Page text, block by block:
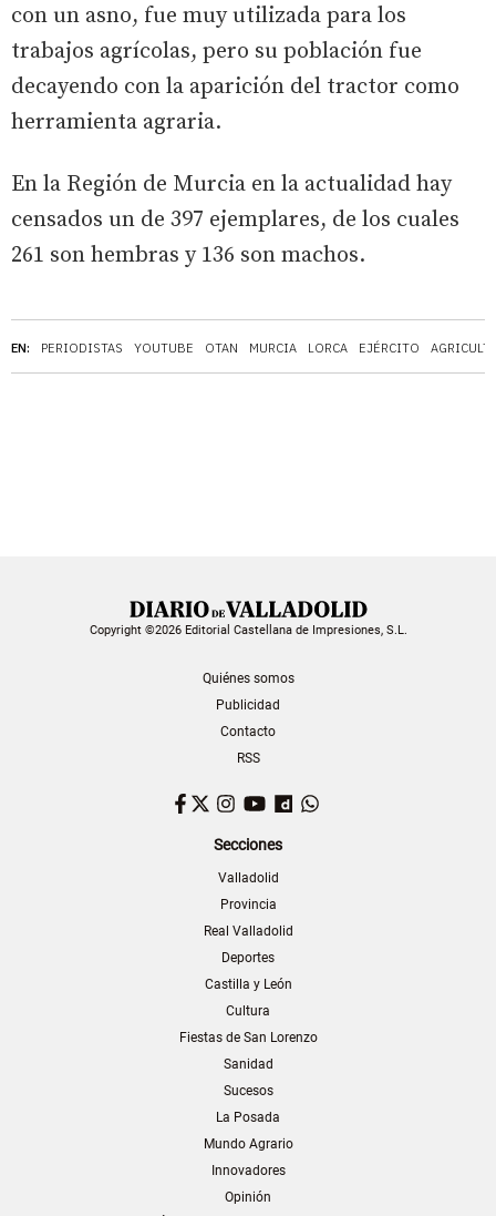
EN: PERIODISTAS YOUTUBE OTAN MURCIA LORCA EJÉRCITO
con un asno, fue muy utilizada para los
trabajos agrícolas, pero su población fue
decayendo con la aparición del tractor como
herramienta agraria.
En la Región de Murcia en la actualidad hay
censados un de 397 ejemplares, de los cuales
261 son hembras y 136 son machos.
Copyright ©2026 Editorial Castellana de Impresiones, S.L.
Quiénes somos
Publicidad
Contacto
RSS
Facebook
TwitterInstagram
YouTubeDailymotion
Secciones
Valladolid
Provincia
Real Valladolid
Deportes
Castilla y León
Cultura
Fiestas de San Lorenzo
Sanidad
Sucesos
La Posada
Mundo Agrario
Innovadores
Opinión